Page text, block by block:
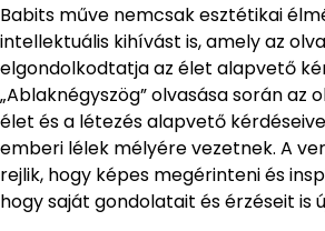
Babits műve nemcsak esztétikai
intellektuális kihívást is, amely az
elgondolkodtatja az élet alapvető
„Ablaknégyszög” olvasása során az
élet és a létezés alapvető
emberi lélek mélyére vezetnek. A
rejlik, hogy képes megérinteni és
hogy saját gondolatait és érzéseit is